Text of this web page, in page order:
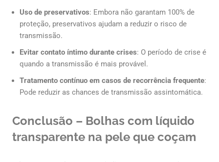
Uso de preservativos: Embora não garantam 100% de
proteção, preservativos ajudam a reduzir o risco de
transmissão.
Evitar contato íntimo durante crises: O período de crise é
quando a transmissão é mais provável.
Tratamento contínuo em casos de recorrência frequente:
Pode reduzir as chances de transmissão assintomática.
Conclusão – Bolhas com líquido
transparente na pele que coçam